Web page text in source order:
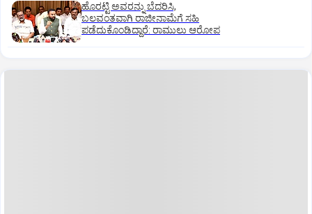
ಹೊರಟ್ಟಿ ಅವರನ್ನು ಬೆದರಿಸಿ,
ಬಲವಂತವಾಗಿ ರಾಜೀನಾಮೆಗೆ ಸಹಿ
ಪಡೆದುಕೊಂಡಿದ್ದಾರೆ: ರಾಮುಲು ಆರೋಪ